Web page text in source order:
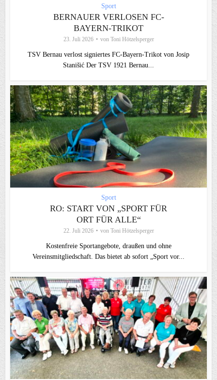
Sport
BERNAUER VERLOSEN FC-
BAYERN-TRIKOT
23. Juli 2026 von Toni Hötzelsperger
TSV Bernau verlost signiertes FC‑Bayern‑Trikot von Josip
Stanišić Der TSV 1921 Bernau...
Sport
RO: START VON „SPORT FÜR
ORT FÜR ALLE“
22. Juli 2026 von Toni Hötzelsperger
Kostenfreie Sportangebote, draußen und ohne
Vereinsmitgliedschaft. Das bietet ab sofort „Sport vor...